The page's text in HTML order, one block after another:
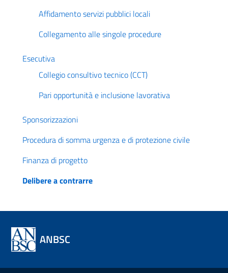
Affidamento servizi pubblici locali
Collegamento alle singole procedure
Esecutiva
Collegio consultivo tecnico (CCT)
Pari opportunità e inclusione lavorativa
Sponsorizzazioni
Procedura di somma urgenza e di protezione civile
Finanza di progetto
Delibere a contrarre
ANBSC